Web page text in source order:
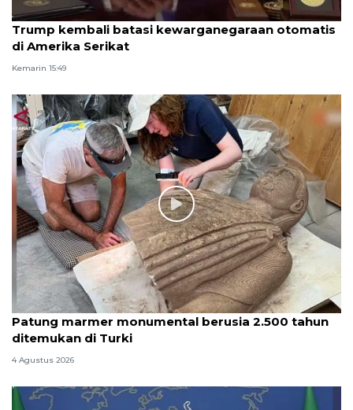
Trump kembali batasi kewarganegaraan otomatis
di Amerika Serikat
Kemarin 15:49
Patung marmer monumental berusia 2.500 tahun
ditemukan di Turki
4 Agustus 2026